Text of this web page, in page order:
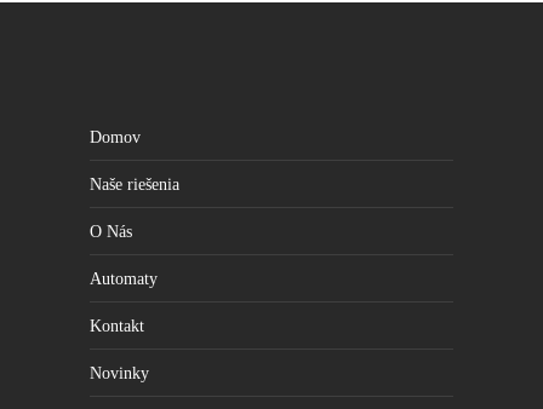
Domov
Naše riešenia
O Nás
Automaty
Kontakt
Novinky